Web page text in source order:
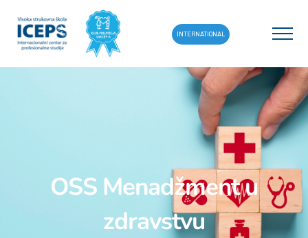
INTERNATIONAL
OSS Menadžment u
zdravstvu